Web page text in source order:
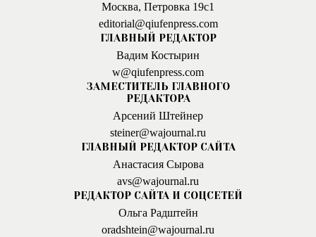
Москва, Петровка 19с1
editorial@qiufenpress.com
ГЛАВНЫЙ РЕДАКТОР
Вадим Костырин
w@qiufenpress.com
ЗАМЕСТИТЕЛЬ ГЛАВНОГО
РЕДАКТОРА
Арсений Штейнер
steiner@wajournal.ru
ГЛАВНЫЙ РЕДАКТОР САЙТА
Анастасия Сырова
avs@wajournal.ru
РЕДАКТОР САЙТА И СОЦСЕТЕЙ
Ольга Радштейн
oradshtein@wajournal.ru